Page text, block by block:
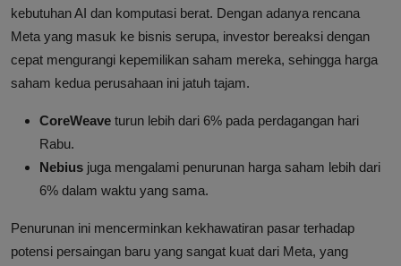
kebutuhan AI dan komputasi berat. Dengan adanya rencana
Meta yang masuk ke bisnis serupa, investor bereaksi dengan
cepat mengurangi kepemilikan saham mereka, sehingga harga
saham kedua perusahaan ini jatuh tajam.
CoreWeave turun lebih dari 6% pada perdagangan hari
Rabu.
Nebius juga mengalami penurunan harga saham lebih dari
6% dalam waktu yang sama.
Penurunan ini mencerminkan kekhawatiran pasar terhadap
potensi persaingan baru yang sangat kuat dari Meta, yang